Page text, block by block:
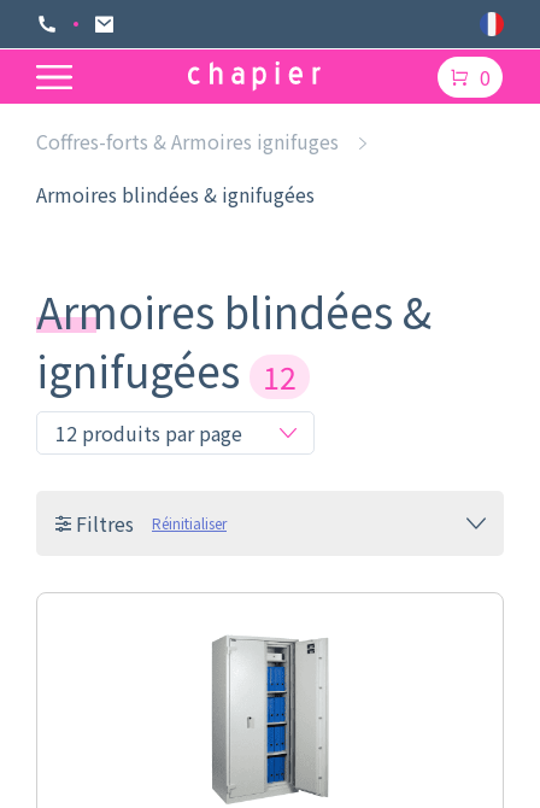
0
Coffres-forts & Armoires ignifuges
Armoires blindées & ignifugées
Armoires blindées &
ignifugées
12
Filtres Réinitialiser